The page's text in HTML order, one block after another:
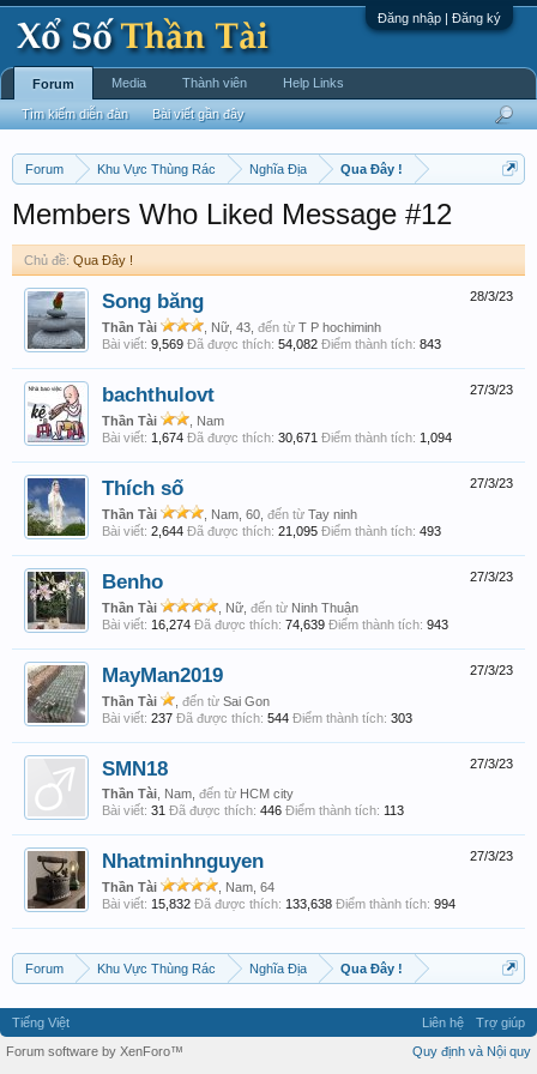
Đăng nhập | Đăng ký
Forum Khu Vực Thùng Rác Nghĩa Địa Qua Đây !
Members Who Liked Message #12
Chủ đề: Qua Đây !
28/3/23
Song băng
Thần Tài , Nữ, 43, đến từ T P hochiminh
Bài viết: 9,569 Đã được thích: 54,082 Điểm thành tích: 843
27/3/23
bachthulovt
Thần Tài
, Nam
Bài viết: 1,674 Đã được thích: 30,671 Điểm thành tích: 1,094
27/3/23
Thích số
Thần Tài , Nam, 60, đến từ Tay ninh
Bài viết: 2,644 Đã được thích: 21,095 Điểm thành tích: 493
27/3/23
Benho
Thần Tài , Nữ, đến từ Ninh Thuận
Bài viết: 16,274 Đã được thích: 74,639 Điểm thành tích: 943
27/3/23
MayMan2019
Thần Tài đến từ Sai Gon
Bài viết: 237 Đã được thích: 544 Điểm thành tích: 303
27/3/23
SMN18
Thần Tài , Nam, đến từ HCM city
Bài viết: 31 Đã được thích: 446 Điểm thành tích: 113
27/3/23
Nhatminhnguyen
Thần Tài
, Nam, 64
Bài viết: 15,832 Đã được thích: 133,638 Điểm thành tích: 994
Forum Khu Vực Thùng Rác Nghĩa Địa Qua Đây !
Forum
Tìm kiếm diễn đàn Bài viết gần đây
Media Thành viên Help Links
Tiếng Việt Liên hệ
Trợ giúp
Quy định và Nội quy
Forum software by XenForo™